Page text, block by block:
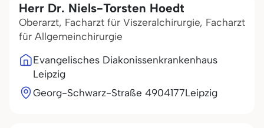
Herr Dr. Niels-Torsten Hoedt
Oberarzt, Facharzt für Viszeralchirurgie, Facharzt
für Allgemeinchirurgie
Evangelisches Diakonissenkrankenhaus
Leipzig
Georg-Schwarz-Straße 4904177Leipzig